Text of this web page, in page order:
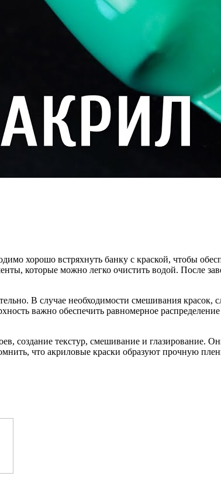
хорошо встряхнуть банку с краской, чтобы
которые можно легко очистить водой. После
В случае необходимости смешивания красок,
важно обеспечить равномерное
создание текстур, смешивание и глазирование.
что акриловые краски образуют прочную